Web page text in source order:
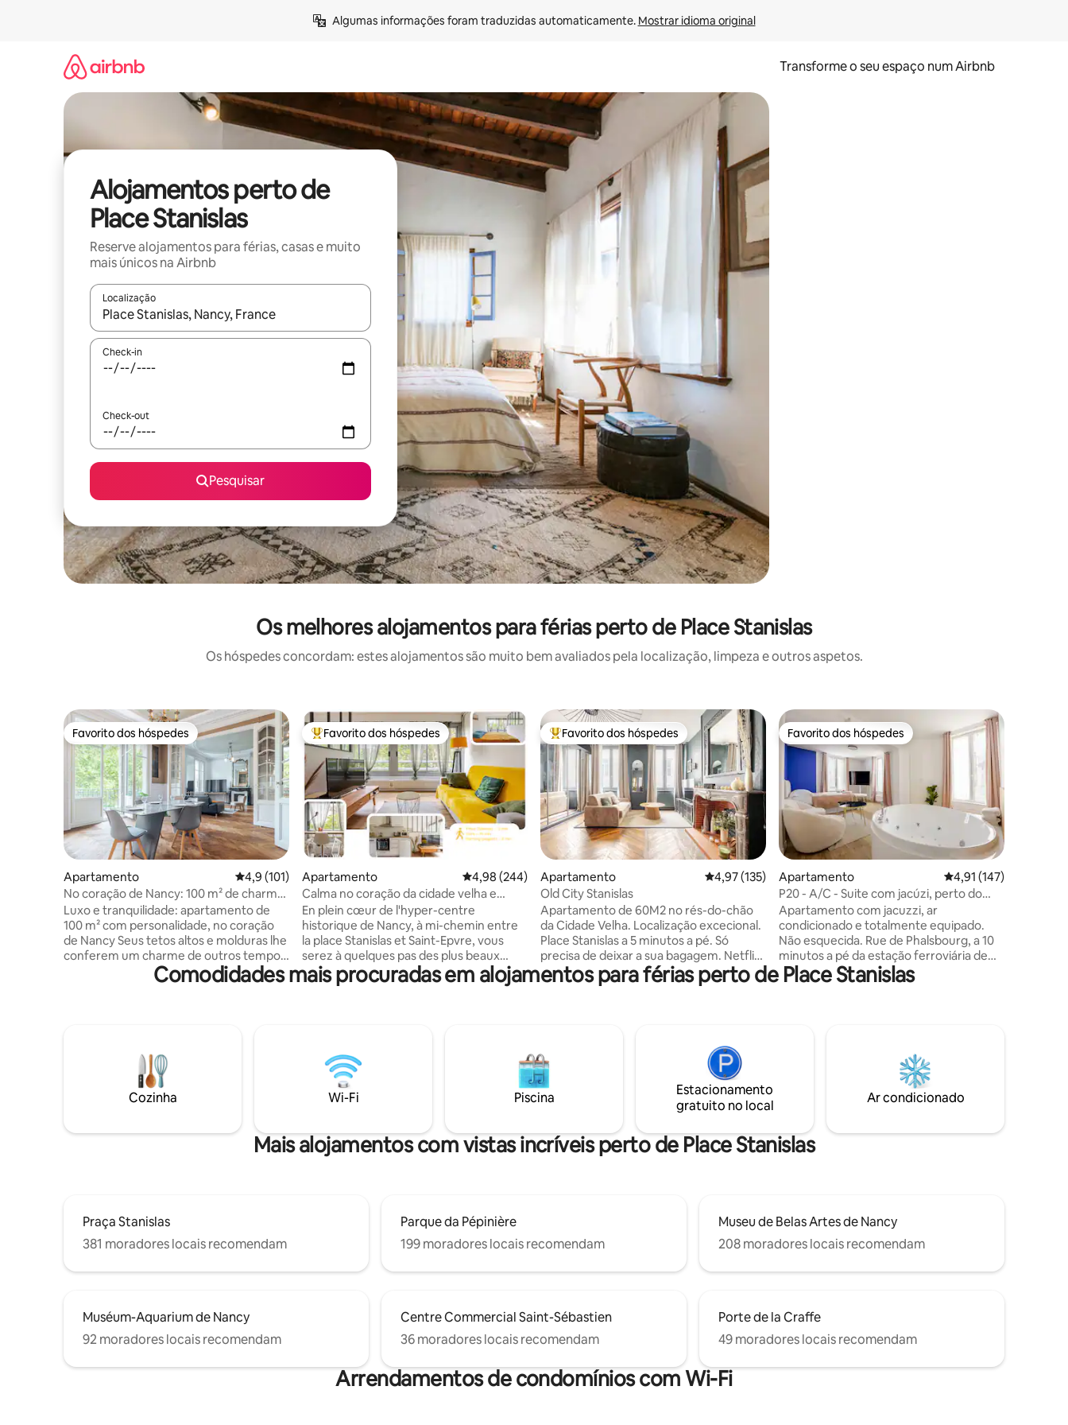
Algumas informações foram traduzidas automaticamente. Mostrar idioma original
Transforme o seu espaço num Airbnb
Alojamentos perto de
Place Stanislas
Reserve alojamentos para férias, casas e muito
mais únicos na Airbnb
Localização
Quando os resultados estiverem disponíveis, navegue com as teclas de seta para cima e para baixo ou explore com gestos de toque ou deslize.
Check-in
Check-out
Pesquisar
Os melhores alojamentos para férias perto de Place Stanislas
Os hóspedes concordam: estes alojamentos são muito bem avaliados pela localização, limpeza e outros aspetos.
Favorito dos hóspedes
Favorito dos hóspedes
Apartamento Classificação média de 4,9 em 5 estrelas, 101avaliações
4,9 (101)
No coração de Nancy: 100 m² de charme
na Place Maginot
Luxo e tranquilidade: apartamento de
100 m² com personalidade, no coração
de Nancy Seus tetos altos e molduras lhe
conferem um charme de outros tempos.
A cozinha totalmente equipada permitirá
que você prepare refeições deliciosas.
passos de lojas, restaurantes e
transportes públicos, você poderá
desfrutar do melhor de Nancy sem
precisar usar o carro.
Favoritos dos hóspedes mais apreciados
Favorito dos hóspedes
Apartamento Classificação média de 4,98 em 5 estrelas, 244avaliações
4,98 (244)
Calma no coração da cidade velha e
mesmo no centro
En plein cœur de l'hyper-centre
historique de Nancy, à mi-chemin entre
la place Stanislas et Saint-Epvre, vous
serez à quelques pas des plus beaux
monuments de la ville. L’appartement
donne sur une cours arborée assurant
porte. La gare est à 12 minutes à pieds.
Le logement est idéal pour un couple ou
un voyageur en déplacement
professionnel.
Favoritos dos hóspedes mais apreciados
Favorito dos hóspedes
Apartamento Classificação média de 4,97 em 5 estrelas, 135avaliações
4,97 (135)
Old City Stanislas
Apartamento de 60M2 no rés-do-chão
da Cidade Velha. Localização excecional.
Place Stanislas a 5 minutos a pé. Só
precisa de deixar a sua bagagem. Netflix,
Prime, Wi-Fi. Área de pedestres, no
entanto, há lugares de estacionamento
que detecta poluição sonora. Este sensor
é legal e respeita a privacidade. Festas
são proibidas. Perfis com comentários ++
necessários para aceitação
Favorito dos hóspedes
Favorito dos hóspedes
Apartamento Classificação média
4,91 (147)
P20 - A/C - Suite com jacúzi, perto do
centro/estação
Apartamento com jacuzzi, ar
condicionado e totalmente equipado.
Não esquecida. Rue de Phalsbourg, a 10
minutos a pé da estação ferroviária de
Nancy. Espaço aberto com decoração
elegante e uma atmosfera acolhedora.
exterior. Estacionamento pago na rua de
segunda a sábado (5 €/dia). Gratuito aos
domingos e feriados (EasyPark). Sem
estacionamento privado
Comodidades mais procuradas em alojamentos para férias perto de Place Stanislas
Cozinha Wi-Fi Piscina
Estacionamento
gratuito no local
Ar condicionado
Mais alojamentos com vistas incríveis perto de Place Stanislas
Praça Stanislas
381 moradores locais recomendam
Parque da Pépinière
199 moradores locais recomendam
Museu de Belas Artes de Nancy
208 moradores locais recomendam
Muséum-Aquarium de Nancy
92 moradores locais recomendam
Centre Commercial Saint-Sébastien
36 moradores locais recomendam
Porte de la Craffe
49 moradores locais recomendam
Arrendamentos de condomínios com Wi-Fi